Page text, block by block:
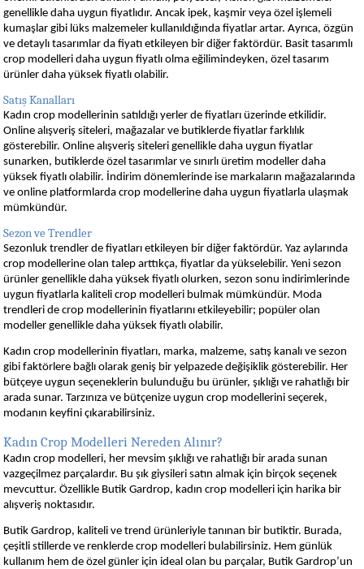
genellikle daha uygun fiyatlıdır. Ancak ipek, kaşmir veya özel işlemeli
kumaşlar gibi lüks malzemeler kullanıldığında fiyatlar artar. Ayrıca, özgün
ve detaylı tasarımlar da fiyatı etkileyen bir diğer faktördür. Basit tasarımlı
crop modelleri daha uygun fiyatlı olma eğilimindeyken, özel tasarım
ürünler daha yüksek fiyatlı olabilir.
Satış Kanalları
Kadın crop modellerinin satıldığı yerler de fiyatları üzerinde etkilidir.
Online alışveriş siteleri, mağazalar ve butiklerde fiyatlar farklılık
gösterebilir. Online alışveriş siteleri genellikle daha uygun fiyatlar
sunarken, butiklerde özel tasarımlar ve sınırlı üretim modeller daha
yüksek fiyatlı olabilir. İndirim dönemlerinde ise markaların mağazalarında
ve online platformlarda crop modellerine daha uygun fiyatlarla ulaşmak
mümkündür.
Sezon ve Trendler
Sezonluk trendler de fiyatları etkileyen bir diğer faktördür. Yaz aylarında
crop modellerine olan talep arttıkça, fiyatlar da yükselebilir. Yeni sezon
ürünler genellikle daha yüksek fiyatlı olurken, sezon sonu indirimlerinde
uygun fiyatlarla kaliteli crop modelleri bulmak mümkündür. Moda
trendleri de crop modellerinin fiyatlarını etkileyebilir; popüler olan
modeller genellikle daha yüksek fiyatlı olabilir.
Kadın crop modellerinin fiyatları, marka, malzeme, satış kanalı ve sezon
gibi faktörlere bağlı olarak geniş bir yelpazede değişiklik gösterebilir. Her
bütçeye uygun seçeneklerin bulunduğu bu ürünler, şıklığı ve rahatlığı bir
arada sunar. Tarzınıza ve bütçenize uygun crop modellerini seçerek,
modanın keyfini çıkarabilirsiniz.
Kadın Crop Modelleri Nereden Alınır?
Kadın crop modelleri, her mevsim şıklığı ve rahatlığı bir arada sunan
vazgeçilmez parçalardır. Bu şık giysileri satın almak için birçok seçenek
mevcuttur. Özellikle Butik Gardrop, kadın crop modelleri için harika bir
alışveriş noktasıdır.
Butik Gardrop, kaliteli ve trend ürünleriyle tanınan bir butiktir. Burada,
çeşitli stillerde ve renklerde crop modelleri bulabilirsiniz. Hem günlük
kullanım hem de özel günler için ideal olan bu parçalar, Butik Gardrop’un